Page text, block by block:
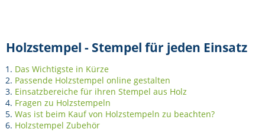
Holzstempel - Stempel für jeden Einsatz
Das Wichtigste in Kürze
Passende Holzstempel online gestalten
Einsatzbereiche für ihren Stempel aus Holz
Fragen zu Holzstempeln
Was ist beim Kauf von Holzstempeln zu beachten?
Holzstempel Zubehör